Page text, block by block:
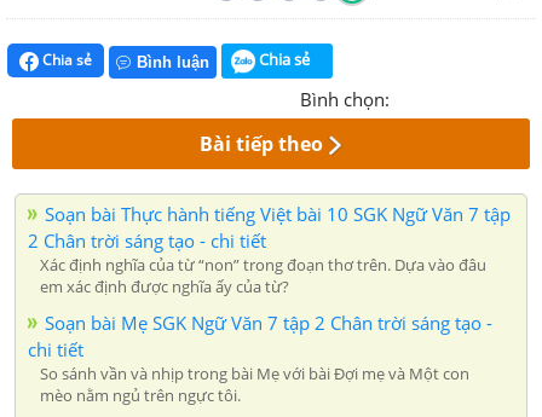
Chia sẻ Bình luận Chia sẻ
Bình chọn:
Bài tiếp theo
Soạn bài Thực hành tiếng Việt bài 10 SGK Ngữ Văn 7 tập
2 Chân trời sáng tạo - chi tiết
Xác định nghĩa của từ “non” trong đoạn thơ trên. Dựa vào đâu
em xác định được nghĩa ấy của từ?
Soạn bài Mẹ SGK Ngữ Văn 7 tập 2 Chân trời sáng tạo -
chi tiết
So sánh vần và nhịp trong bài Mẹ với bài Đợi mẹ và Một con
mèo nằm ngủ trên ngực tôi.